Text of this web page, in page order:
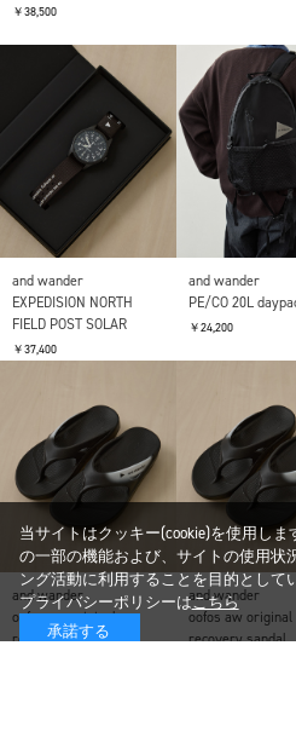
￥38,500
and wander
EXPEDISION NORTH
FIELD POST SOLAR
￥37,400
and wander
PE/CO 20L
￥24,200
and wander
oofos aw original
recovery sandal
and wander
oofos aw original
recovery sandal
当サイトはクッキー(cookie)を使用し
の一部の機能および、サイトの使用状
ング活動に利用することを目的として
プライバシーポリシーはこちら
承諾する